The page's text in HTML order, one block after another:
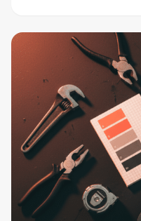
quanto custa na prática.